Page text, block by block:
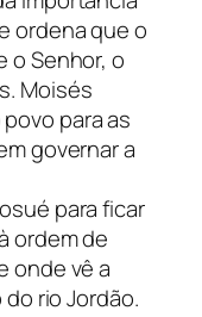
ordena que o
o Senhor, o
Moisés
para as
governar a
para ficar
ordem de
onde vê a
rio Jordão.